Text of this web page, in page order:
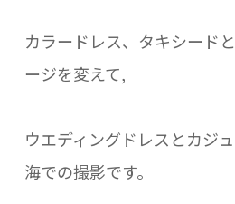
カラードレス、タキシード
ージを変えて,
ウエディングドレスとカジ
海での撮影です。